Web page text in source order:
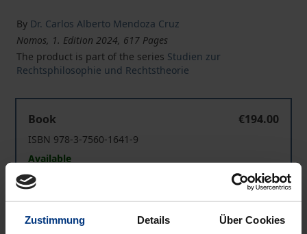
Zustimmung Details Über Cookies
By Dr. Carlos Alberto Mendoza Cruz
Nomos, 1. Edition 2024, 617 Pages
The product is part of the series Studien zur
Rechtsphilosophie und Rechtstheorie
Book
€194.00
ISBN 978-3-7560-1641-9
Available
Zur Relativität der Vergeltung als Strafzweck unter
ISBN 978-3-7489-4036-4